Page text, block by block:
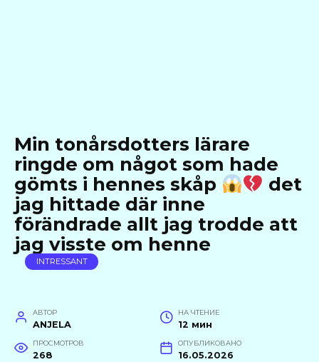
Min tonårsdotters lärare
ringde om något som hade
gömts i hennes skåp
det
jag hittade där inne
förändrade allt jag trodde att
jag visste om henne
INTRESSANT
АВТОР
ANJELA
НА ЧТЕНИЕ
12 мин
ПРОСМОТРОВ
268
ОПУБЛИКОВАНО
16.05.2026